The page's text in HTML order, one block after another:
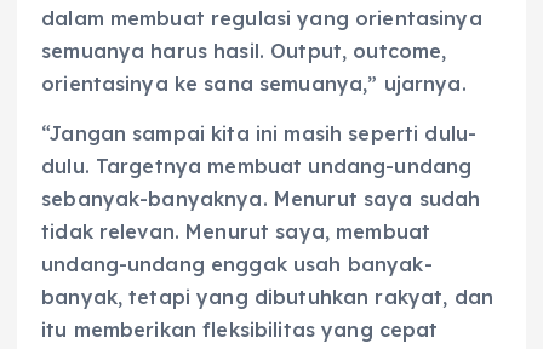
dalam membuat regulasi yang orientasinya
semuanya harus hasil. Output, outcome,
orientasinya ke sana semuanya,” ujarnya.
“Jangan sampai kita ini masih seperti dulu-
dulu. Targetnya membuat undang-undang
sebanyak-banyaknya. Menurut saya sudah
tidak relevan. Menurut saya, membuat
undang-undang enggak usah banyak-
banyak, tetapi yang dibutuhkan rakyat, dan
itu memberikan fleksibilitas yang cepat